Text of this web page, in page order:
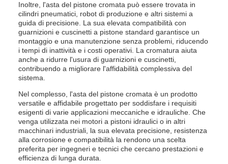
Inoltre, l'asta del pistone cromata può essere trovata in
cilindri pneumatici, robot di produzione e altri sistemi a
guida di precisione. La sua elevata compatibilità con
guarnizioni e cuscinetti a pistone standard garantisce un
montaggio e una manutenzione senza problemi, riducendo
i tempi di inattività e i costi operativi. La cromatura aiuta
anche a ridurre l'usura di guarnizioni e cuscinetti,
contribuendo a migliorare l'affidabilità complessiva del
sistema.
Nel complesso, l'asta del pistone cromata è un prodotto
versatile e affidabile progettato per soddisfare i requisiti
esigenti di varie applicazioni meccaniche e idrauliche. Che
venga utilizzata nei motori a pistoni idraulici o in altri
macchinari industriali, la sua elevata precisione, resistenza
alla corrosione e compatibilità la rendono una scelta
preferita per ingegneri e tecnici che cercano prestazioni e
efficienza di lunga durata.